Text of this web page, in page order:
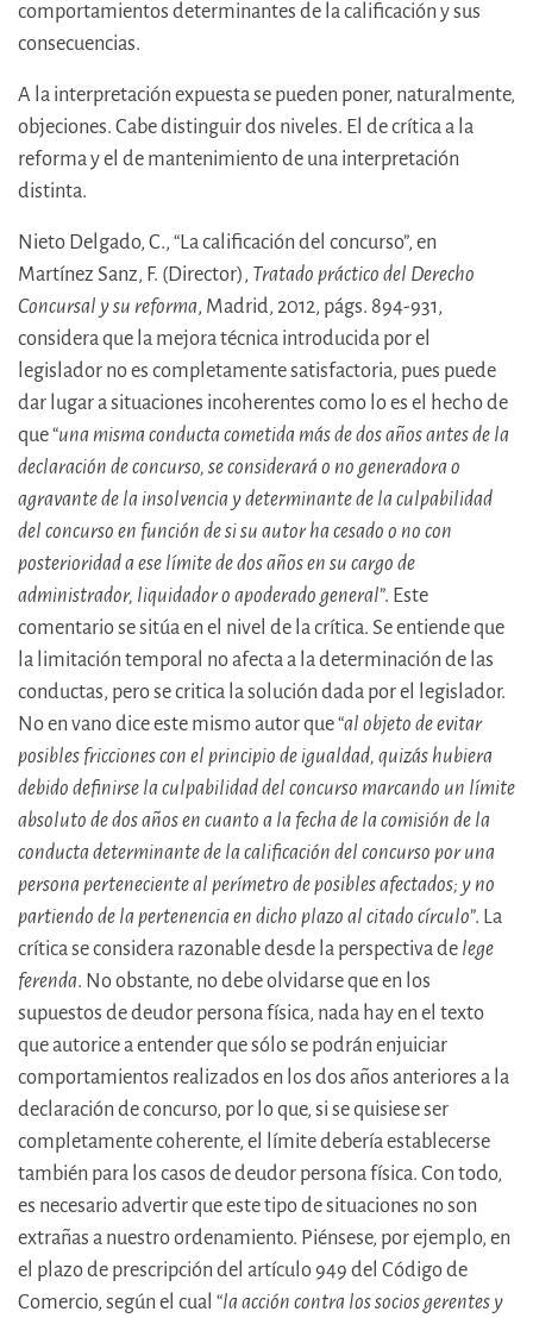
comportamientos determinantes de la calificación y sus
consecuencias.
A la interpretación expuesta se pueden poner, naturalmente,
objeciones. Cabe distinguir dos niveles. El de crítica a la
reforma y el de mantenimiento de una interpretación
distinta.
Nieto Delgado, C., “La calificación del concurso”, en
Martínez Sanz, F. (Director), Tratado práctico del Derecho
Concursal y su reforma, Madrid, 2012, págs. 894-931,
considera que la mejora técnica introducida por el
legislador no es completamente satisfactoria, pues puede
dar lugar a situaciones incoherentes como lo es el hecho de
que “una misma conducta cometida más de dos años antes de la
declaración de concurso, se considerará o no generadora o
agravante de la insolvencia y determinante de la culpabilidad
del concurso en función de si su autor ha cesado o no con
posterioridad a ese límite de dos años en su cargo de
administrador, liquidador o apoderado general”. Este
comentario se sitúa en el nivel de la crítica. Se entiende que
la limitación temporal no afecta a la determinación de las
conductas, pero se critica la solución dada por el legislador.
No en vano dice este mismo autor que “al objeto de evitar
posibles fricciones con el principio de igualdad, quizás hubiera
debido definirse la culpabilidad del concurso marcando un límite
absoluto de dos años en cuanto a la fecha de la comisión de la
conducta determinante de la calificación del concurso por una
persona perteneciente al perímetro de posibles afectados; y no
partiendo de la pertenencia en dicho plazo al citado círculo”. La
crítica se considera razonable desde la perspectiva de lege
ferenda. No obstante, no debe olvidarse que en los
supuestos de deudor persona física, nada hay en el texto
que autorice a entender que sólo se podrán enjuiciar
comportamientos realizados en los dos años anteriores a la
declaración de concurso, por lo que, si se quisiese ser
completamente coherente, el límite debería establecerse
también para los casos de deudor persona física. Con todo,
es necesario advertir que este tipo de situaciones no son
extrañas a nuestro ordenamiento. Piénsese, por ejemplo, en
el plazo de prescripción del artículo 949 del Código de
Comercio, según el cual “la acción contra los socios gerentes y